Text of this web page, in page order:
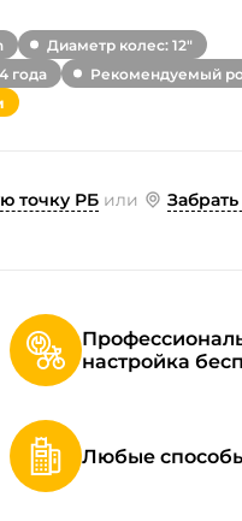
Диаметр колес: 12"
года
Рекомендуемый
точку РБ или
настройка
Любые